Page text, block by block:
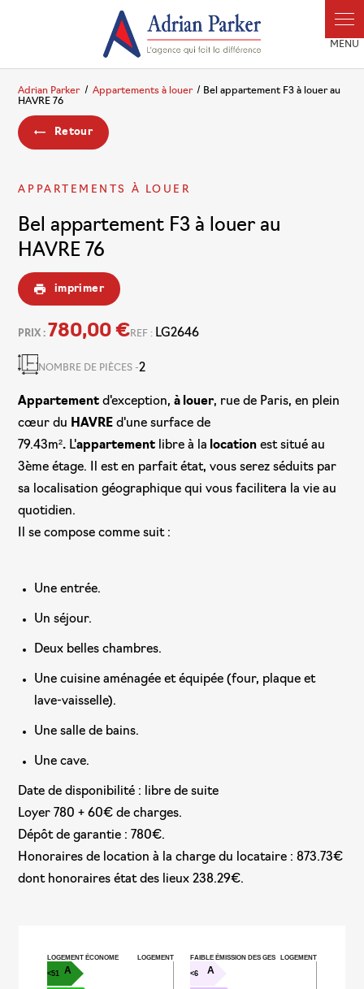
Adrian Parker Appartements à louer
Bel appartement F3 à louer au
HAVRE 76
Retour
APPARTEMENTS À LOUER
Bel appartement F3 à louer au
HAVRE 76
imprimer
PRIX : 780,00 €REF : LG2646
NOMBRE DE PIÈCES -2
Appartement d'exception,à louer, rue de Paris, en plein
cœur du HAVRE d'une surface de
79.43m². L'appartement libre à la location est situé au
3ème étage. Il est en parfait état, vous serez séduits par
sa localisation géographique qui vous facilitera la vie au
quotidien.
Il se compose comme suit :
Une entrée.
Un séjour.
Deux belles chambres.
Une cuisine aménagée et équipée (four, plaque et
lave-vaisselle).
Une salle de bains.
Une cave.
Date de disponibilité : libre de suite
Loyer 780 + 60€ de charges.
Dépôt de garantie : 780€.
Honoraires de location à la charge du locataire : 873.73€
dont honoraires état des lieux 238.29€.
LOGEMENT ÉCONOME LOGEMENT
<51 A
FAIBLE ÉMISSION DES GES LOGEMENT
<6 A